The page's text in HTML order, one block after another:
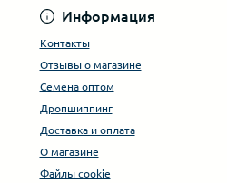
Информация
Контакты
Отзывы о магазине
Семена оптом
Дропшиппинг
Доставка и оплата
О магазине
Файлы cookie